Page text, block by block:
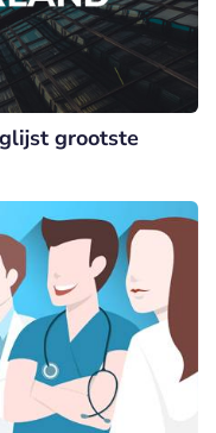
grootste